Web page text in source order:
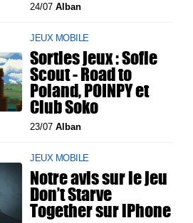
24/07Alban
JEUX MOBILE
Sorties jeux : Sofie
Scout - Road to
Poland, POINPY et
Club Soko
23/07Alban
JEUX MOBILE
Notre avis sur le jeu
Don’t Starve
Together sur iPhone